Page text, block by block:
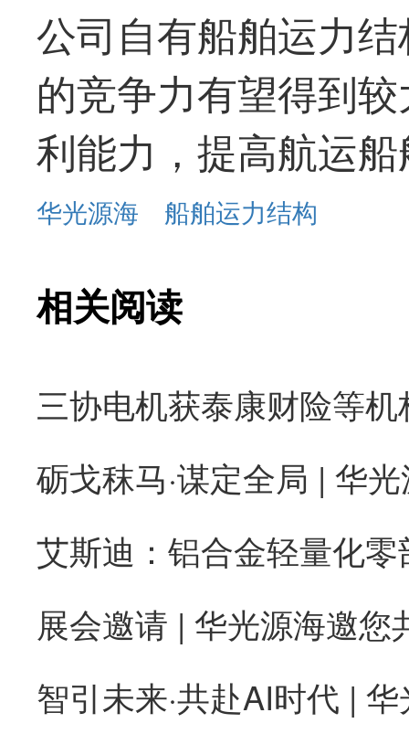
公司自有船舶运力
的竞争力有望得到
利能力，提高航运
华光源海 船舶运力结构
相关阅读
砺戈秣马·谋定全局 | 华